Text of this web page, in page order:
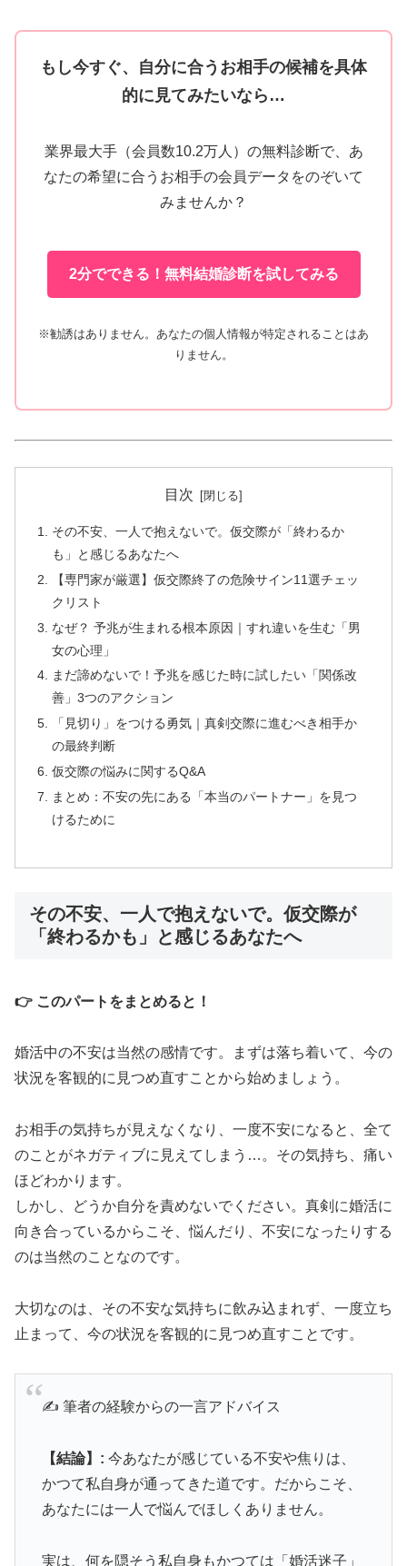
もし今すぐ、自分に合うお相手の候補を具体
的に見てみたいなら…
業界最大手（会員数10.2万人）の無料診断で、あ
なたの希望に合うお相手の会員データをのぞいて
みませんか？
2分でできる！無料結婚診断を試してみる
※勧誘はありません。あなたの個人情報が特定されることはあ
りません。
目次
その不安、一人で抱えないで。仮交際が「終わるか
も」と感じるあなたへ
【専門家が厳選】仮交際終了の危険サイン11選チェッ
クリスト
なぜ？ 予兆が生まれる根本原因｜すれ違いを生む「男
女の心理」
まだ諦めないで！予兆を感じた時に試したい「関係改
善」3つのアクション
「見切り」をつける勇気｜真剣交際に進むべき相手か
の最終判断
仮交際の悩みに関するQ&A
まとめ：不安の先にある「本当のパートナー」を見つ
けるために
その不安、一人で抱えないで。仮交際が
「終わるかも」と感じるあなたへ
👉 このパートをまとめると！
婚活中の不安は当然の感情です。まずは落ち着いて、今の
状況を客観的に見つめ直すことから始めましょう。
お相手の気持ちが見えなくなり、一度不安になると、全て
のことがネガティブに見えてしまう…。その気持ち、痛い
ほどわかります。
しかし、どうか自分を責めないでください。真剣に婚活に
向き合っているからこそ、悩んだり、不安になったりする
のは当然のことなのです。
大切なのは、その不安な気持ちに飲み込まれず、一度立ち
止まって、今の状況を客観的に見つめ直すことです。
✍️ 筆者の経験からの一言アドバイス
【結論】: 今あなたが感じている不安や焦りは、
かつて私自身が通ってきた道です。だからこそ、
あなたには一人で悩んでほしくありません。
実は、何を隠そう私自身もかつては「婚活迷子」